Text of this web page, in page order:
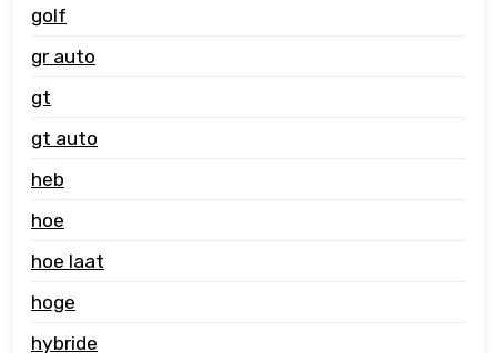
golf
gr auto
gt
gt auto
heb
hoe
hoe laat
hoge
hybride